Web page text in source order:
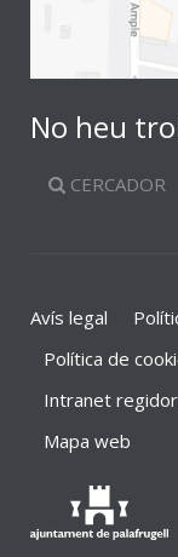
No heu
CERCADOR
Avís legal
Política de
Intranet
Mapa web